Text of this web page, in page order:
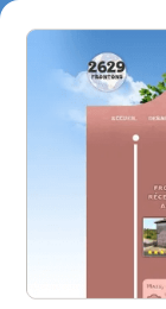
4867
frontons